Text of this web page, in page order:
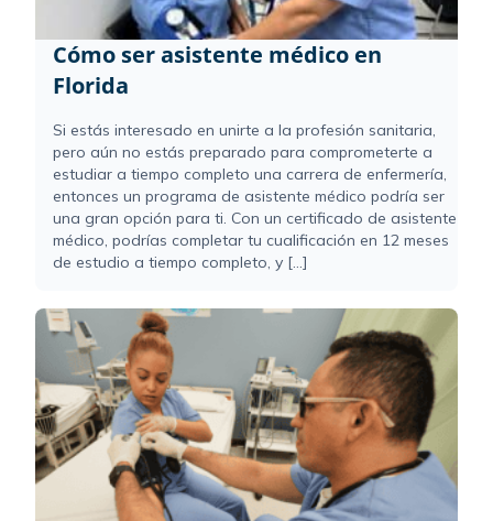
Cómo ser asistente médico en
Florida
Si estás interesado en unirte a la profesión sanitaria,
pero aún no estás preparado para comprometerte a
estudiar a tiempo completo una carrera de enfermería,
entonces un programa de asistente médico podría ser
una gran opción para ti. Con un certificado de asistente
médico, podrías completar tu cualificación en 12 meses
de estudio a tiempo completo, y [...]